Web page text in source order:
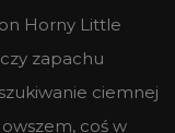
Horny Little
zapachu
ciemnej
coś w